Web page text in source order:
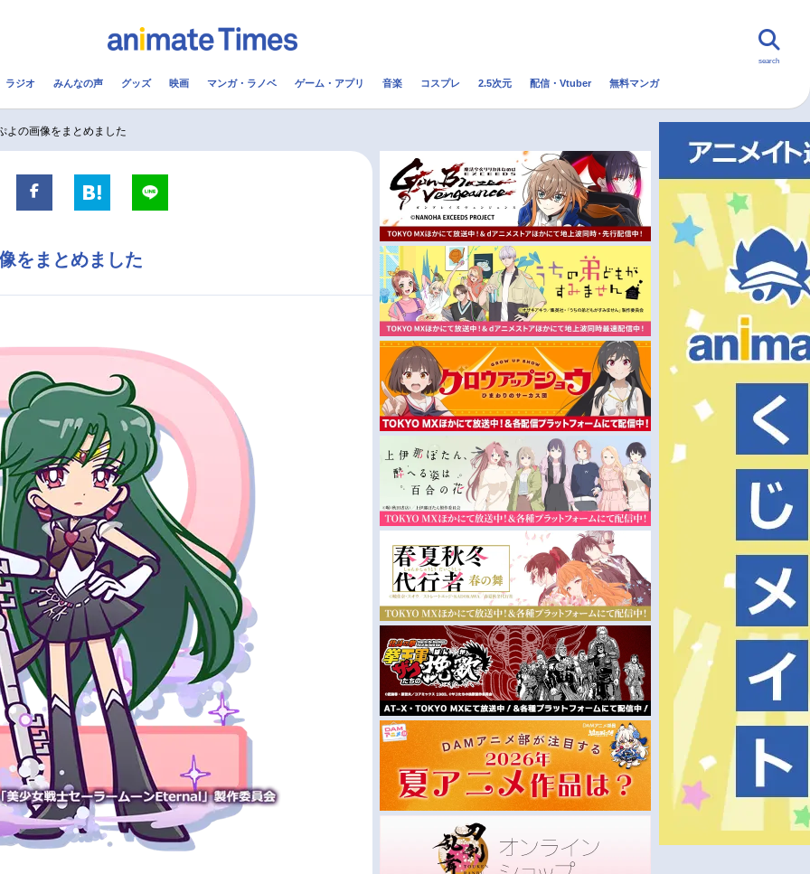
配信・Vtuber トレンド 無料マンガ
実写化映画一覧
男性声優/女性声優一覧
今期アニメ曜日別一覧
夏アニメ
秋アニメ
冬アニメ
search
ラジオ みんなの声 グッズ 映画 マンガ・ラノベ ゲーム・アプリ 音楽 コスプレ 2.5次元 配信・Vtuber 無料マンガ
よの画像をまとめました
をまとめました